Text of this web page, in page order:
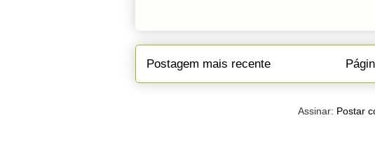
Postagem mais recente
Assinar: Postar